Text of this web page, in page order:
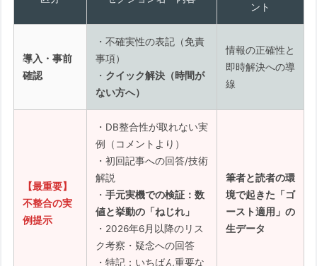
【6月にPC起動不能？】密かな脅威「セキ
ュアブート証明書期限切れ」の正体と自衛
策【2026/01/16】への回答
1. 推定される「情報のねじれ」の実
2. なぜ「直接の確認」がこれほど難
しいのか？
3. BIOSアップデートによる改善の可
能性
手元実機での検証：実際の「数値」と「挙動」
【結論】実機の確認結果について：ま
さかの「不整合」判定
ント
導入・事前
確認
・不確実性の表記（免責
事項）
・ クイック解決（時間が
ない方へ）
情報の正確性と
即時解決への導
線
【最重要】
不整合の実
例提示
・DB整合性が取れない実
例（コメントより）
・初回記事への回答/技術
解説
・ 手元実機での検証：数
値と挙動の「ねじれ」
・2026年6月以降のリス
ク考察・疑念への回答
・特記：いちばん重要な
筆者と読者の環
境で起きた「ゴ
ースト適用」の
生データ